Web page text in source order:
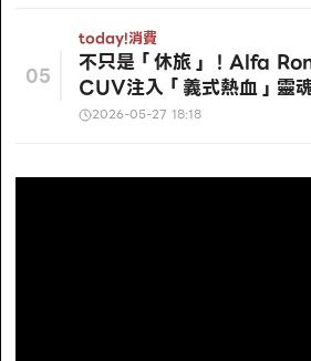
05
today!消費
不只是「休旅」！Alfa
CUV注入「義式熱血」靈
2026-05-27 18:18